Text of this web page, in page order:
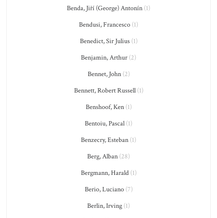
Benda, Jiří (George) Antonín (1)
Bendusi, Francesco (1)
Benedict, Sir Julius(1)
Benjamin, Arthur (2)
Bennet, John(2)
Bennett, Robert Russell(1)
Benshoof, Ken(1)
Bentoiu, Pascal (1)
Benzecry, Esteban (1)
Berg, Alban (28)
Bergmann, Harald(1)
Berio, Luciano(7)
Berlin, Irving (1)